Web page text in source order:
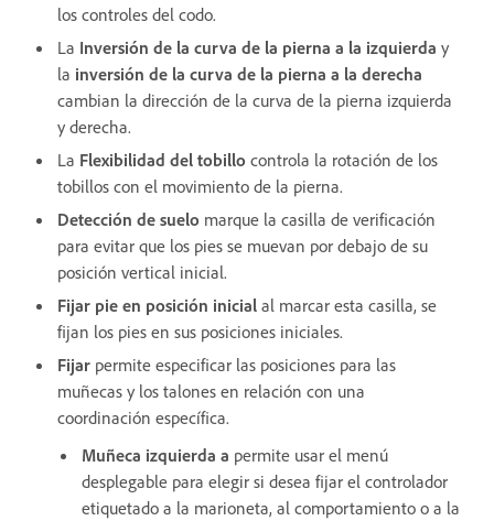
los controles del codo.
La Inversión de la curva de la pierna a la izquierda y
la inversión de la curva de la pierna a la derecha
cambian la dirección de la curva de la pierna izquierda
y derecha.
La Flexibilidad del tobillo controla la rotación de los
tobillos con el movimiento de la pierna.
Detección de suelo marque la casilla de verificación
para evitar que los pies se muevan por debajo de su
posición vertical inicial.
Fijar pie en posición inicial al marcar esta casilla, se
fijan los pies en sus posiciones iniciales.
Fijar permite especificar las posiciones para las
muñecas y los talones en relación con una
coordinación específica.
Muñeca izquierda a permite usar el menú
desplegable para elegir si desea fijar el controlador
etiquetado a la marioneta, al comportamiento o a la